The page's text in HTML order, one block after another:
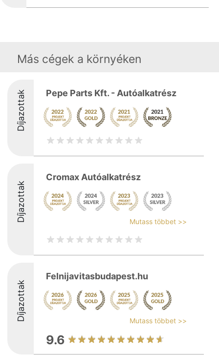
Más cégek a környéken
Díjazottak Pepe Parts Kft. - Autóalkatrész
Díjazottak
Cromax Autóalkatrész
Mutass többet >>
Díjazottak
Felnijavitasbudapest.hu
Mutass többet >>
9.6